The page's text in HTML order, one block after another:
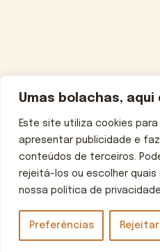
Umas bolachas, aqui
Este site utiliza cookies
apresentar publicidade e
conteúdos de terceiros.
rejeitá-los ou escolher quais
nossa política de
Preferências